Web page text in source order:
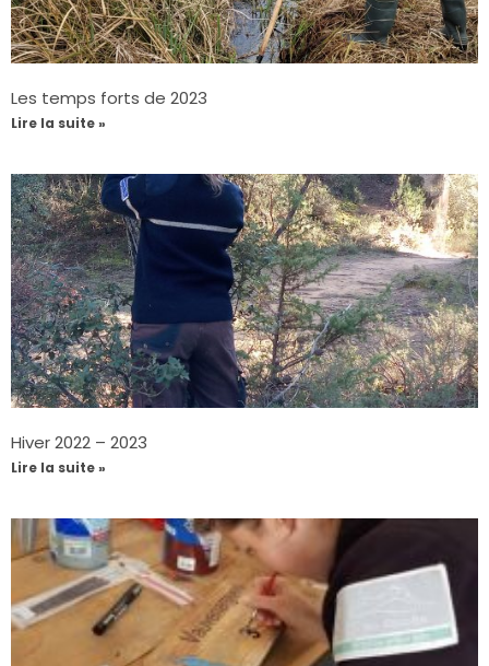
Les temps forts de 2023
Lire la suite »
Hiver 2022 – 2023
Lire la suite »